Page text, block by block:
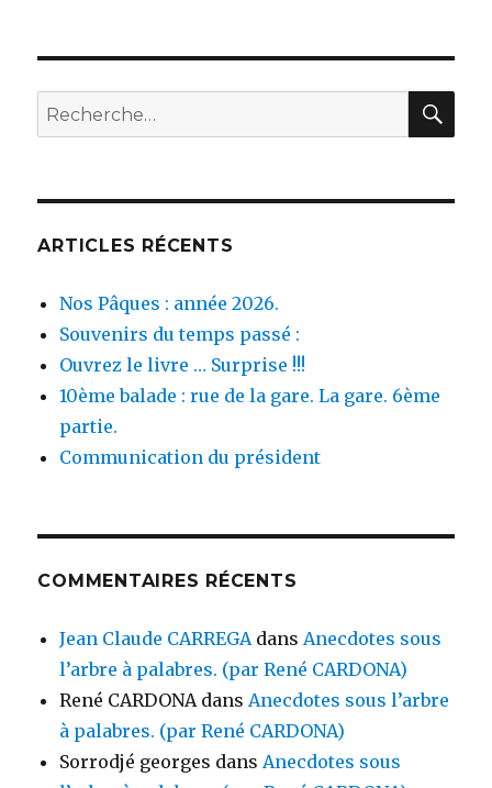
Recherche
pour :
ARTICLES RÉCENTS
Nos Pâques : année 2026.
Souvenirs du temps passé :
Ouvrez le livre … Surprise !!!
10ème balade : rue de la gare. La gare. 6ème
partie.
Communication du président
COMMENTAIRES RÉCENTS
Jean Claude CARREGAdansAnecdotes sous
l’arbre à palabres. (par René CARDONA)
René CARDONAdansAnecdotes sous l’arbre
à palabres. (par René CARDONA)
Sorrodjé georges dansAnecdotes sous